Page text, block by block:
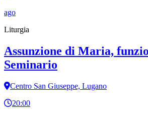
ago
Liturgia
Assunzione di Maria,
Seminario
Centro San Giuseppe, Lugano
20:00